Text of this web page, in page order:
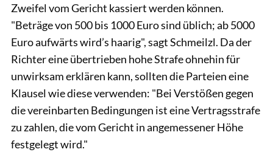
Zweifel vom Gericht kassiert werden können.
"Beträge von 500 bis 1000 Euro sind üblich; ab 5000
Euro aufwärts wird’s haarig", sagt Schmeilzl. Da der
Richter eine übertrieben hohe Strafe ohnehin für
unwirksam erklären kann, sollten die Parteien eine
Klausel wie diese verwenden: "Bei Verstößen gegen
die vereinbarten Bedingungen ist eine Vertragsstrafe
zu zahlen, die vom Gericht in angemessener Höhe
festgelegt wird."